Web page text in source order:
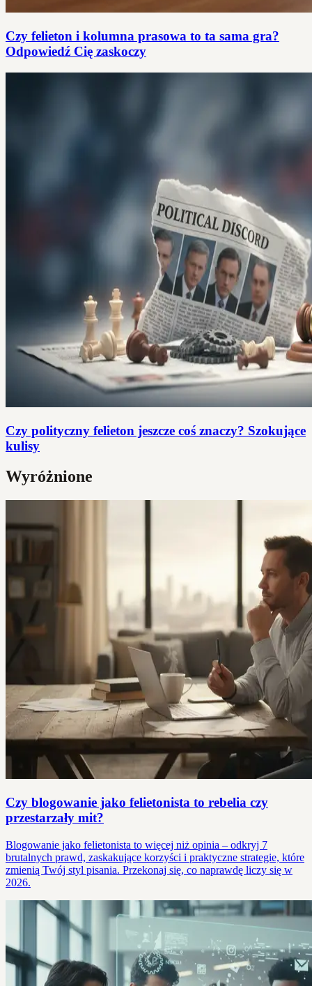
Czy felieton i kolumna prasowa to ta sama gra?
Odpowiedź Cię zaskoczy
Czy polityczny felieton jeszcze coś znaczy? Szokujące
kulisy
Wyróżnione
Czy blogowanie jako felietonista to rebelia czy
przestarzały mit?
Blogowanie jako felietonista to więcej niż opinia – odkryj 7
brutalnych prawd, zaskakujące korzyści i praktyczne strategie, które
zmienią Twój styl pisania. Przekonaj się, co naprawdę liczy się w
2026.